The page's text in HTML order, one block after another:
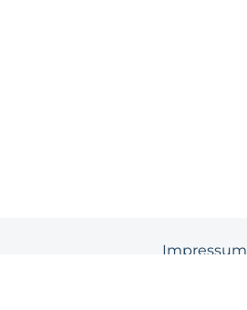
Impressum